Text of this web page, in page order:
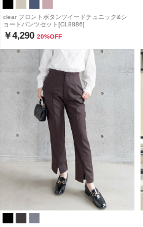
clear フロントボタンツイードチュニック&シ
ョートパンツセット[CL8886]
￥4,290 20%OFF